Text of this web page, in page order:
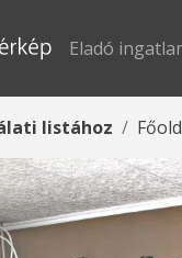
Eladó
listához